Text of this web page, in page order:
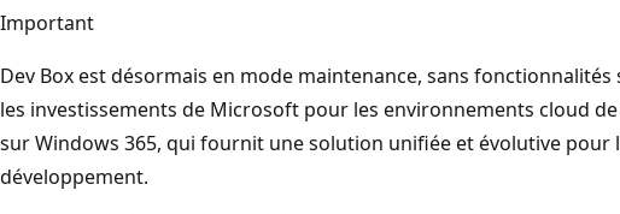
Important
Dev Box est désormais en mode maintenance, sans
les investissements de Microsoft pour les environnements cloud
sur Windows 365, qui fournit une solution unifiée et évolutive pour
développement.